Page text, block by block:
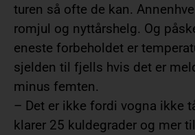
turen så ofte de kan.
romjul og nyttårshelg. Og
eneste forbeholdet er
sjelden til fjells hvis det er
minus femten.
– Det er ikke fordi vogna ikke
klarer 25 kuldegrader og mer